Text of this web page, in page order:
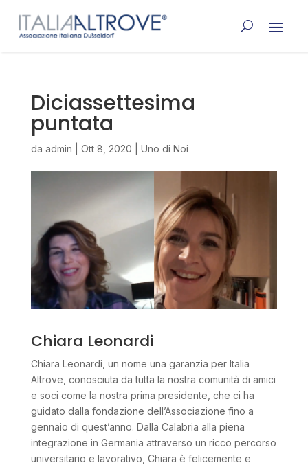
Diciassettesima
puntata
da admin Ott 8, 2020 Uno di Noi
Chiara Leonardi
Chiara Leonardi, un nome una garanzia per Italia
Altrove, conosciuta da tutta la nostra comunità di amici
e soci come la nostra prima presidente, che ci ha
guidato dalla fondazione dell’Associazione fino a
gennaio di quest’anno. Dalla Calabria alla piena
integrazione in Germania attraverso un ricco percorso
universitario e lavorativo, Chiara è felicemente e